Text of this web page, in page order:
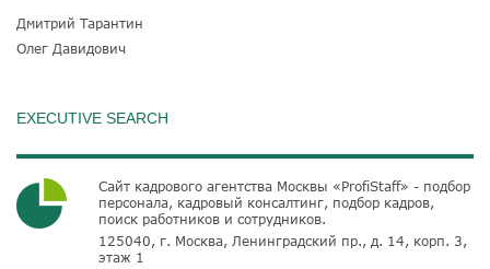
Дмитрий Тарантин
Олег Давидович
EXECUTIVE SEARCH
Сайт кадрового агентства Москвы «ProfiStaff» - подбор
персонала, кадровый консалтинг, подбор кадров,
поиск работников и сотрудников.
125040, г. Москва, Ленинградский пр., д. 14, корп. 3,
этаж 1